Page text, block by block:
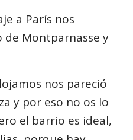
a París nos
de Montparnasse y
nos pareció
y por eso no os lo
el barrio es ideal,